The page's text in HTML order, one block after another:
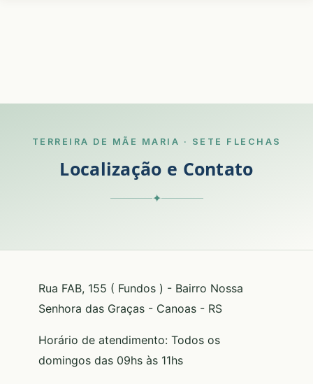
TERREIRA DE MÃE MARIA · SETE FLECHAS
Localização e Contato
✦
Rua FAB, 155 ( Fundos ) - Bairro Nossa
Senhora das Graças - Canoas - RS
Horário de atendimento: Todos os
domingos das 09hs às 11hs